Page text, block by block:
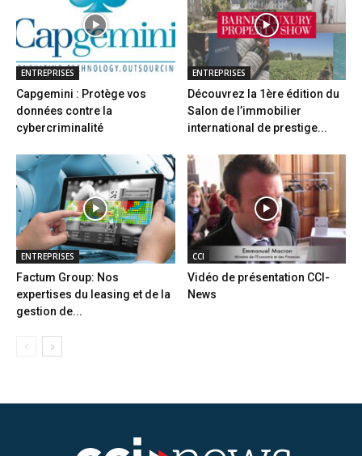
ENTREPRISES
Capgemini : Protège vos
données contre la
cybercriminalité
ENTREPRISES
Découvrez la 1ère édition du
Salon de l’immobilier
international de prestige...
ENTREPRISES
Factum Group: Nos
expertises du leasing et de la
gestion de...
CCI
Vidéo de présentation CCI-
News